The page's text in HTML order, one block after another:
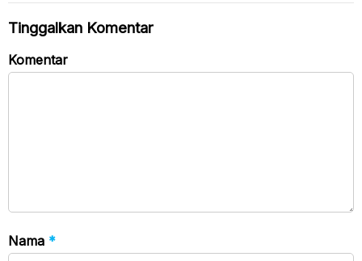
Tinggalkan Komentar
Komentar
Nama *